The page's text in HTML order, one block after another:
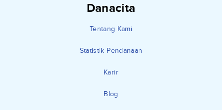
Danacita
Tentang Kami
Statistik Pendanaan
Karir
Blog